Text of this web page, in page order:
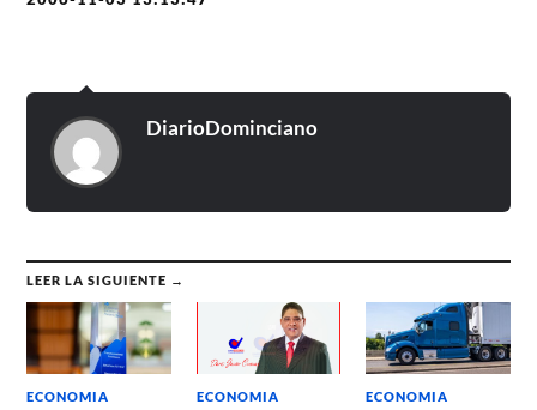
DiarioDominciano
LEER LA SIGUIENTE →
ECONOMIA ECONOMIA ECONOMIA